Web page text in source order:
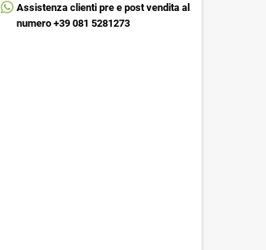
Assistenza clienti pre e post vendita al
numero +39 081 5281273